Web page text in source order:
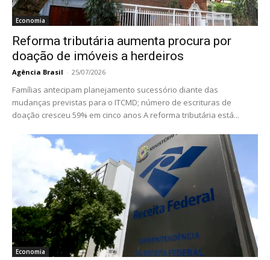
Economia
Reforma tributária aumenta procura por
doação de imóveis a herdeiros
Agência Brasil - 25/07/2026
Famílias antecipam planejamento sucessório diante das
mudanças previstas para o ITCMD; número de escrituras de
doação cresceu 59% em cinco anos A reforma tributária está...
Economia